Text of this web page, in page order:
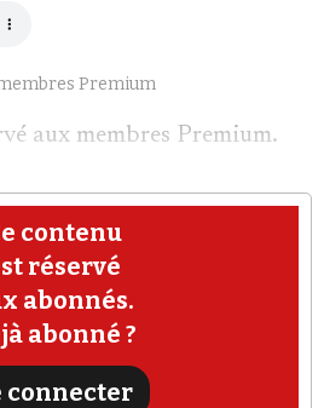
à Vera
Premium
aux membres Premium.
contenu
réservé
abonnés.
abonné ?
connecter